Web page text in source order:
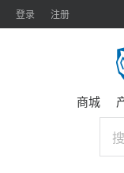
登录 注册
商城